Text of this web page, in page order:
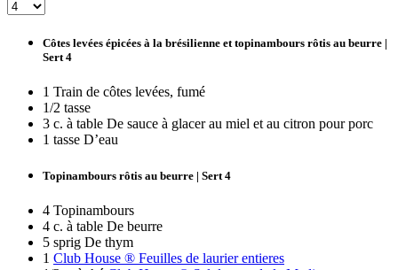
Côtes levées épicées à la brésilienne et topinambours rôtis au beurre |
Sert 4
1 Train de côtes levées, fumé
1/2 tasse
3 c. à table De sauce à glacer au miel et au citron pour porc
1 tasse D’eau
Topinambours rôtis au beurre | Sert 4
4 Topinambours
4 c. à table De beurre
5 sprig De thym
1 Club House ® Feuilles de laurier entieres